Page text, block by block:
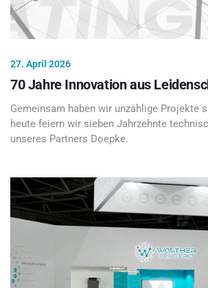
27. April 2026
70 Jahre Innovation aus
Gemeinsam haben wir unzählige Projekte
heute feiern wir sieben Jahrzehnte
unseres Partners Doepke.